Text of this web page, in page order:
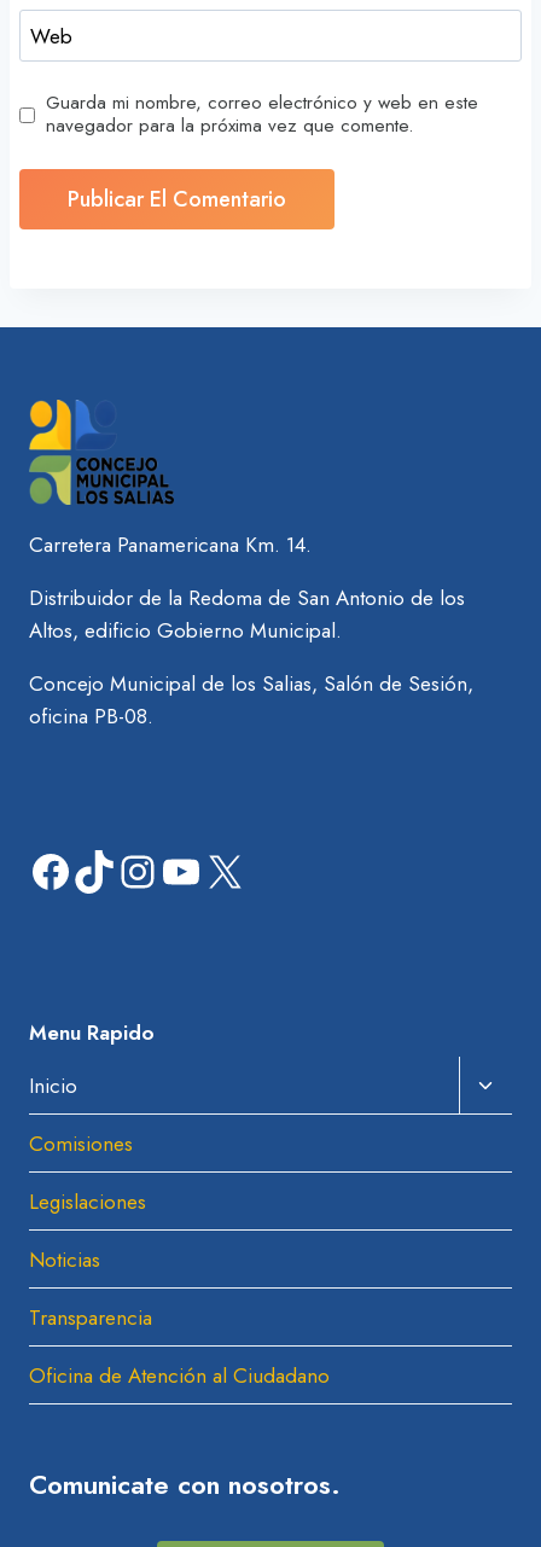
Web
Guarda mi nombre, correo electrónico y web en este
navegador para la próxima vez que comente.
Carretera Panamericana Km. 14.
Distribuidor de la Redoma de San Antonio de los
Altos, edificio Gobierno Municipal.
Concejo Municipal de los Salias, Salón de Sesión,
oficina PB-08.
Facebook
TikTok
Instagram
YouTube
X
Menu Rapido
Inicio
El
Hijo
Comisiones
Legislaciones
Noticias
Transparencia
Oficina de Atención al Ciudadano
Comunicate con nosotros.